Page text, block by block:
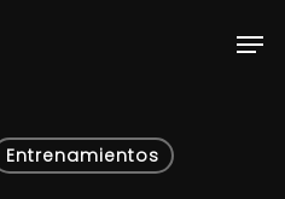
or ESC to close
Entrenamientos